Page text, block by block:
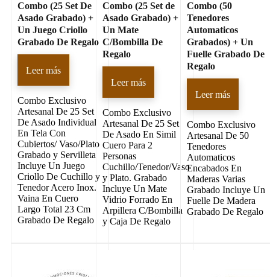
Combo (25 Set De
Asado Grabado) +
Un Juego Criollo
Grabado De Regalo
Leer más
Combo Exclusivo
Artesanal De 25 Set
De Asado Individual
En Tela Con
Cubiertos/ Vaso/Plato
Grabado y Servilleta
Incluye Un Juego
Criollo De Cuchillo y
Tenedor Acero Inox.
Vaina En Cuero
Largo Total 23 Cm
Grabado De Regalo
Combo (25 Set de
Asado Grabado) +
Un Mate
C/Bombilla De
Regalo
Leer más
Combo Exclusivo
Artesanal De 25 Set
De Asado En Simil
Cuero Para 2
Personas
Cuchillo/Tenedor/Vaso
y Plato. Grabado
Incluye Un Mate
Vidrio Forrado En
Arpillera C/Bombilla
y Caja De Regalo
Combo (50
Tenedores
Automaticos
Grabados) + Un
Fuelle Grabado De
Regalo
Leer más
Combo Exclusivo
Artesanal De 50
Tenedores
Automaticos
Encabados En
Maderas Varias
Grabado Incluye Un
Fuelle De Madera
Grabado De Regalo